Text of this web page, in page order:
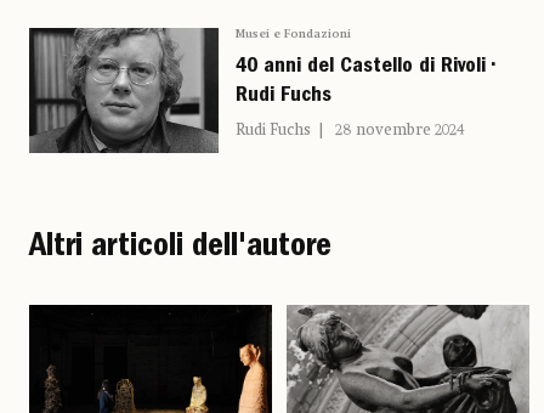
Musei e Fondazioni
40 anni del Castello di Rivoli •
Rudi Fuchs
Rudi Fuchs 28 novembre 2024
Altri articoli dell'autore